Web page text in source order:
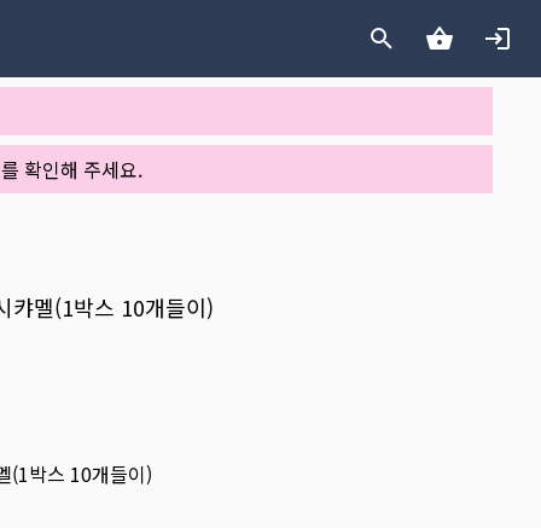
확인해 주세요.
멜(1박스 10개들이)
(1박스 10개들이)